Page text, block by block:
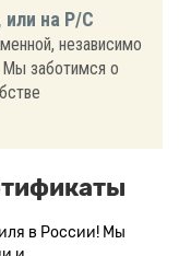
или на Р/С
независимо
заботимся о
в России! Мы